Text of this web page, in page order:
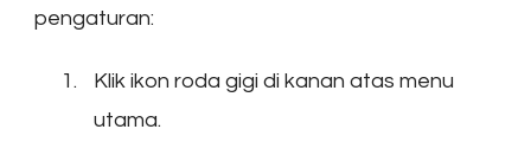
pengaturan:
Klik ikon roda gigi di kanan atas menu
utama.